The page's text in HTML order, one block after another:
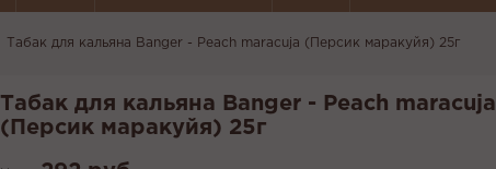
Табак для кальяна Banger - Peach maracuja (Персик маракуйя) 25г
Табак для кальяна Banger - Peach maracuja
(Персик маракуйя) 25г